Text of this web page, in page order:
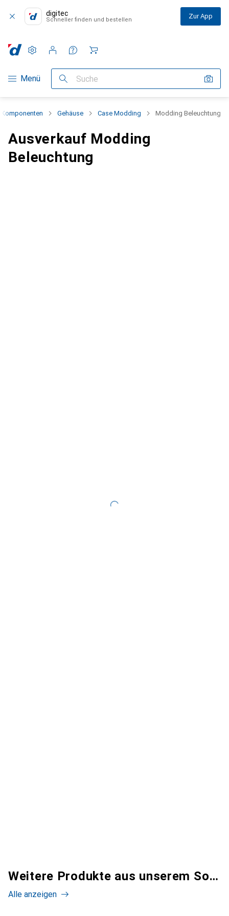
digitec
Schneller finden und bestellen Zur App
Navigation nach Kategorien
Menü Suche
Einstellungen
Kundenkonto
Vergleichslisten
Merklisten
Warenkorb
Komponenten Gehäuse Case Modding Modding Beleuchtung
Ausverkauf Modding
Beleuchtung
Weitere Produkte aus unserem Sortiment
Alle anzeigen